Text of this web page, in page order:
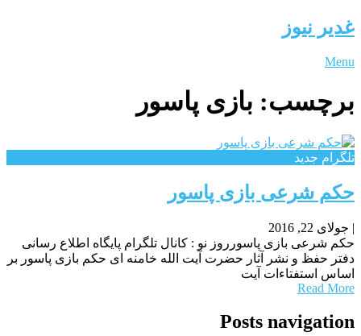
غدیر نیوز
Menu
برچسب: بازی پاسور
تلگرام جدید
حکم شرعی بازی پاسور
| جولای 22, 2016
حکم شرعی بازی پاسورروز نو : کانال تلگرام پایگاه اطلاع رسانی
دفتر حفظ و نشر آثار حضرت آیت الله خامنه ای حکم بازی پاسور بر
اساس استفتاءات آیت
Read More
Posts navigation